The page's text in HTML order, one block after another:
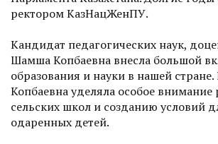
ректором КазНацЖенПУ.
Кандидат педагогических наук,
Шамша Копбаевна внесла большой
образования и науки в нашей
Копбаевна уделяла особое внимание
сельских школ и созданию условий
одаренных детей.